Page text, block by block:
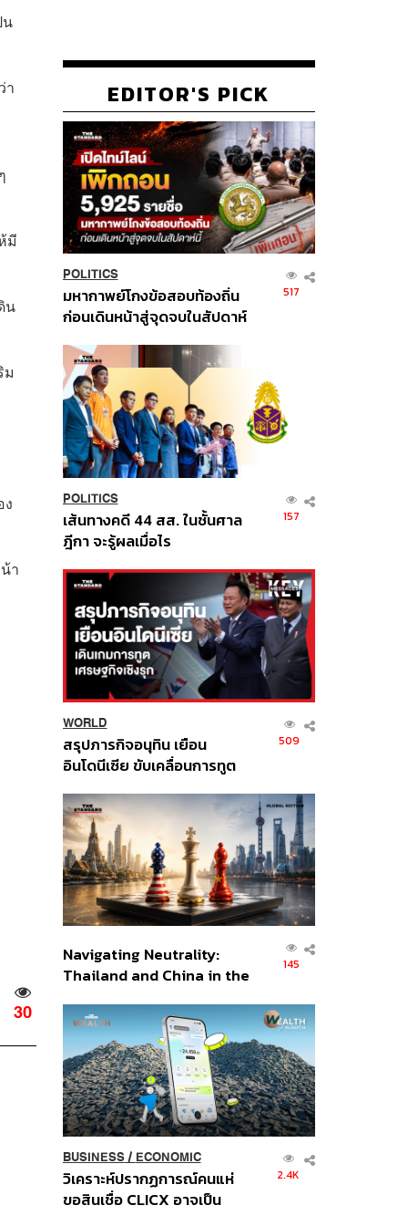
น
า
มี
น
ม
า
30
EDITOR'S PICK
POLITICS
มหากาพย์โกงข้อสอบท้องถิ่น
ก่อนเดินหน้าสู่จุดจบในสัปดาห์
517
POLITICS
เส้นทางคดี 44 สส. ในชั้นศาล
ฎีกา จะรู้ผลเมื่อไร
157
WORLD
สรุปภารกิจอนุทิน เยือน
อินโดนีเซีย ขับเคลื่อนการทูต
ส่วนยุทธศาสตร์ไทย –
อินโดนีเซีย
509
Navigating Neutrality:
Thailand and China in the
Order
145
BUSINESS/ ECONOMIC
วิเคราะห์ปรากฏการณ์คนแห่
ขอสินเชื่อ CLICX อาจเป็น
2.4K